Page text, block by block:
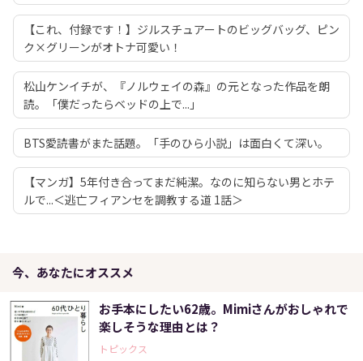
【これ、付録です！】ジルスチュアートのビッグバッグ、ピン
ク×グリーンがオトナ可愛い！
松山ケンイチが、『ノルウェイの森』の元となった作品を朗
読。「僕だったらベッドの上で...」
BTS愛読書がまた話題。「手のひら小説」は面白くて深い。
【マンガ】5年付き合ってまだ純潔。なのに知らない男とホテ
ルで...＜逃亡フィアンセを調教する道 1話＞
今、あなたにオススメ
お手本にしたい62歳。Mimiさんがおしゃれで
楽しそうな理由とは？
トピックス